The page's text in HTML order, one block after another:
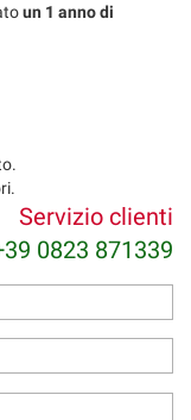
un 1 anno di
Servizio clienti
0823 871339